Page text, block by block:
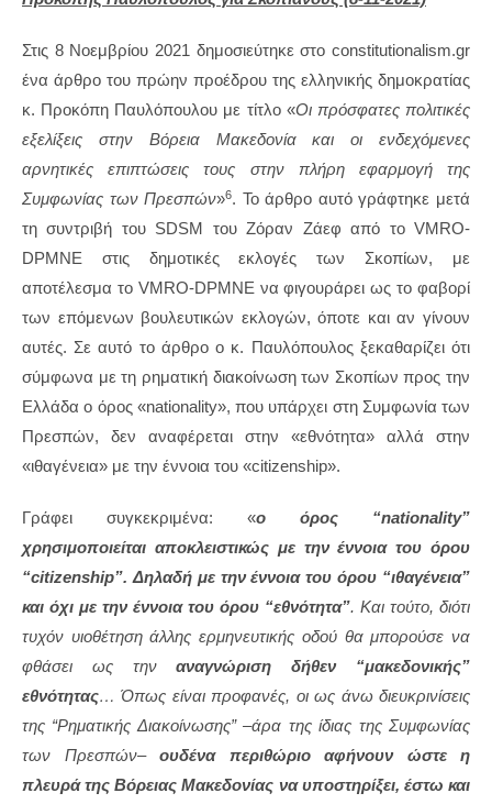
Στις 8 Νοεμβρίου 2021 δημοσιεύτηκε στο constitutionalism.gr
ένα άρθρο του πρώην προέδρου της ελληνικής δημοκρατίας
κ. Προκόπη Παυλόπουλου με τίτλο «Οι πρόσφατες πολιτικές
εξελίξεις στην Βόρεια Μακεδονία και οι ενδεχόμενες
αρνητικές επιπτώσεις τους στην πλήρη εφαρμογή της
Συμφωνίας των Πρεσπών»6. Το άρθρο αυτό γράφτηκε μετά
τη συντριβή του SDSM του Ζόραν Ζάεφ από το VMRO-
DPMNE στις δημοτικές εκλογές των Σκοπίων, με
αποτέλεσμα το VMRO-DPMNE να φιγουράρει ως το φαβορί
των επόμενων βουλευτικών εκλογών, όποτε και αν γίνουν
αυτές. Σε αυτό το άρθρο ο κ. Παυλόπουλος ξεκαθαρίζει ότι
σύμφωνα με τη ρηματική διακοίνωση των Σκοπίων προς την
Ελλάδα ο όρος «nationality», που υπάρχει στη Συμφωνία των
Πρεσπών, δεν αναφέρεται στην «εθνότητα» αλλά στην
«ιθαγένεια» με την έννοια του «citizenship».
Γράφει συγκεκριμένα: «ο όρος “nationality”
χρησιμοποιείται αποκλειστικώς με την έννοια του όρου
“citizenship”. Δηλαδή με την έννοια του όρου “ιθαγένεια”
και όχι με την έννοια του όρου “εθνότητα”. Και τούτο, διότι
τυχόν υιοθέτηση άλλης ερμηνευτικής οδού θα μπορούσε να
φθάσει ως τηναναγνώριση δήθεν “μακεδονικής”
εθνότητας… Όπως είναι προφανές, οι ως άνω διευκρινίσεις
της “Ρηματικής Διακοίνωσης” –άρα της ίδιας της Συμφωνίας
των Πρεσπών– ουδένα περιθώριο αφήνουν ώστε η
πλευρά της Βόρειας Μακεδονίας να υποστηρίξει, έστω και